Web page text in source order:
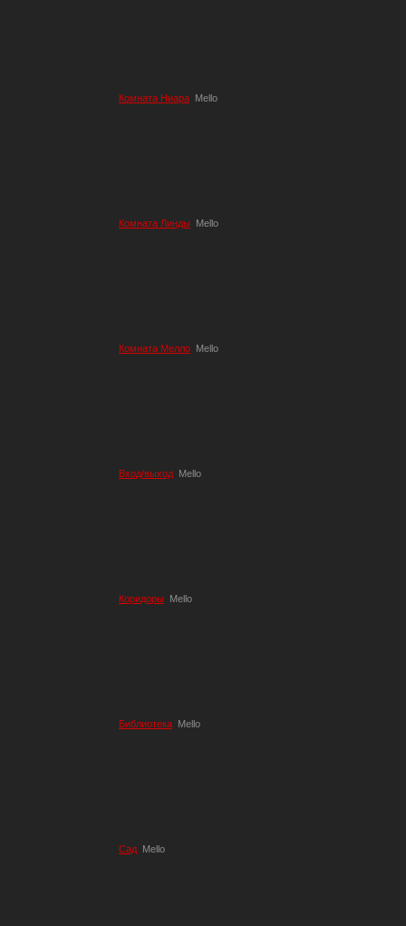
Комната Ниара Mello
Комната Линды Mello
Комната Мелло Mello
Вход/выход Mello
Коридоры Mello
Библиотека Mello
Сад Mello